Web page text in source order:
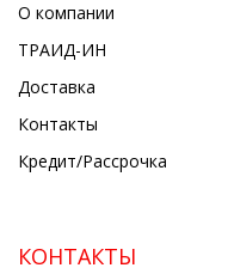
О компании
ТРАИД-ИН
Доставка
Контакты
Кредит/Рассрочка
КОНТАКТЫ